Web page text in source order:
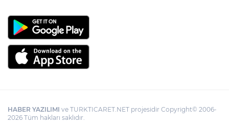
HABER YAZILIMI ve TURKTICARET.NET projesidir Copyright© 2006-
2026 Tüm hakları saklıdır.